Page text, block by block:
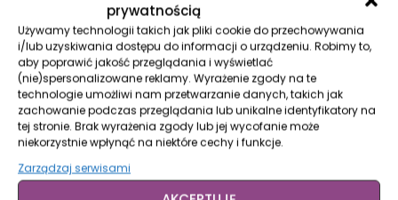
prywatnością
Używamy technologii takich jak pliki cookie do przechowywania
i/lub uzyskiwania dostępu do informacji o urządzeniu. Robimy to,
aby poprawić jakość przeglądania i wyświetlać
(nie)spersonalizowane reklamy. Wyrażenie zgody na te
technologie umożliwi nam przetwarzanie danych, takich jak
zachowanie podczas przeglądania lub unikalne identyfikatory na
tej stronie. Brak wyrażenia zgody lub jej wycofanie może
niekorzystnie wpłynąć na niektóre cechy i funkcje.
Zarządzaj serwisami
Autentyczność jest dziś największą
przewagą
Nowe technologie zmieniają sposób komunikacji
liderów. Już 64% z nich korzysta z narzędzi sztucznej
inteligencji w tworzeniu treści. AI pomaga
przygotować szkice tekstów, zrobić research czy
przerobić materiał na różne formaty. Jednak w